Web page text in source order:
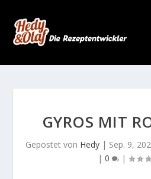
GYROS MIT
Gepostet von Hedy | Sep. 9,
| 0 |